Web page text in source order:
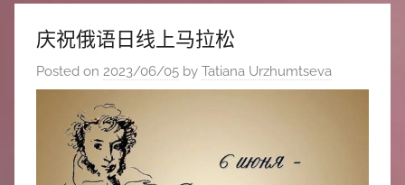
俄
罗
ПЕКИНЕ
庆祝俄语日线上马拉松
Posted on 2023/06/05 by Tatiana Urzhumtseva